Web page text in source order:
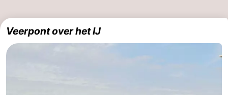
Veerpont over het IJ